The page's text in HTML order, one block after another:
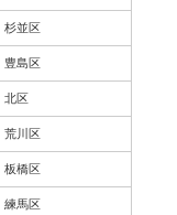
杉並区
豊島区
北区
荒川区
板橋区
練馬区